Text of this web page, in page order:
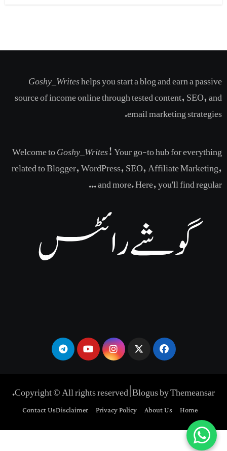
Goshy_Writeshelps you start a blog and earn a passive
source of income online through tested content, SEO, and
email marketing strategies​.
Welcome toGoshy_Writes! Your go-to hub for everything
related to Blogger, WordPress, SEO, Affiliate Marketing,
and more. Here, you'll find regular ...
Copyright © All rights reserved|BlogusbyThemeansar
.
Home
About Us
Privacy Policy
Disclaimer
Contact Us